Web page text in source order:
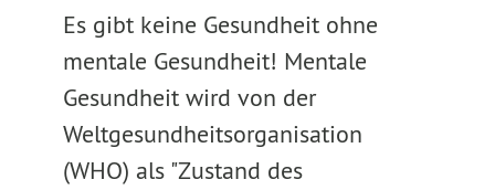
Es gibt keine Gesundheit ohne
mentale Gesundheit! Mentale
Gesundheit wird von der
Weltgesundheitsorganisation
(WHO) als "Zustand des